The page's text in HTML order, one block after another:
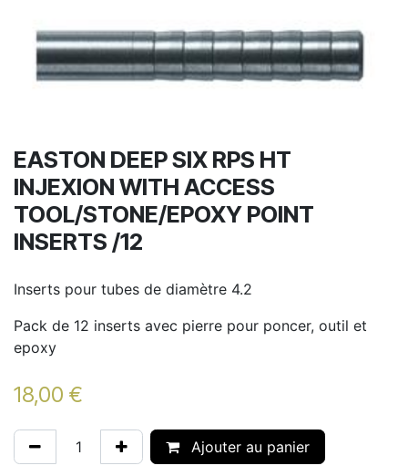
EASTON DEEP SIX RPS HT
INJEXION WITH ACCESS
TOOL/STONE/EPOXY POINT
INSERTS /12
Inserts pour tubes de diamètre 4.2
Pack de 12 inserts avec pierre pour poncer, outil et
epoxy
18,00 €
Ajouter au panier